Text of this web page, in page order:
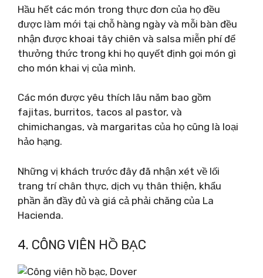
Hầu hết các món trong thực đơn của họ đều
được làm mới tại chỗ hàng ngày và mỗi bàn đều
nhận được khoai tây chiên và salsa miễn phí để
thưởng thức trong khi họ quyết định gọi món gì
cho món khai vị của mình.
Các món được yêu thích lâu năm bao gồm
fajitas, burritos, tacos al pastor, và
chimichangas, và margaritas của họ cũng là loại
hảo hạng.
Những vị khách trước đây đã nhận xét về lối
trang trí chân thực, dịch vụ thân thiện, khẩu
phần ăn đầy đủ và giá cả phải chăng của La
Hacienda.
4. CÔNG VIÊN HỒ BẠC